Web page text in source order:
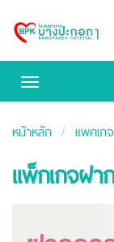
Bangpakok
Toggle
หน้าหลัก แพคเกจ
แพ็กเกจฝา